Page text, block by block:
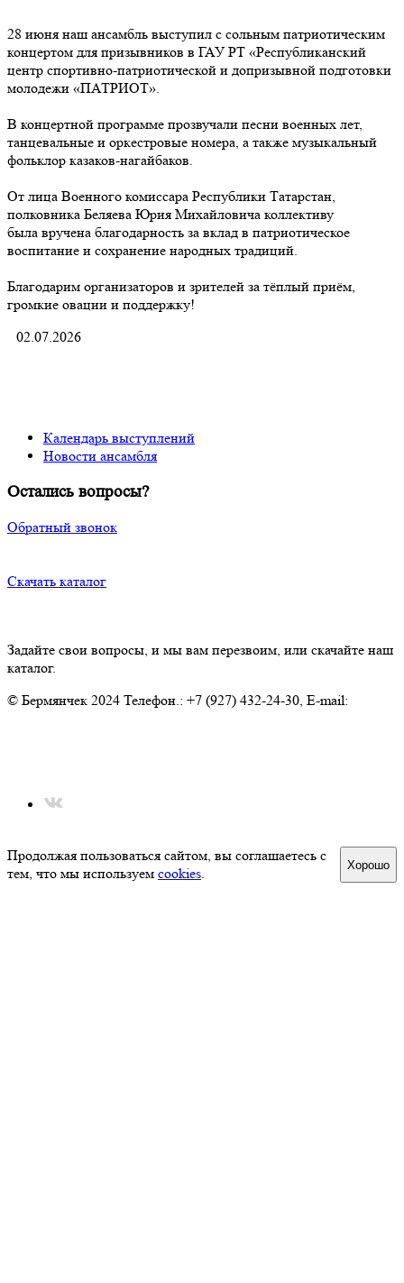
28 июня наш ансамбль выступил с сольным патриотическим
концертом для призывников в ГАУ РТ «Республиканский
центр спортивно-патриотической и допризывной подготовки
молодежи «ПАТРИОТ».
В концертной программе прозвучали песни военных лет,
танцевальные и оркестровые номера, а также музыкальный
фольклор казаков-нагайбаков.
От лица Военного комиссара Республики Татарстан,
полковника Беляева Юрия Михайловича коллективу
была вручена благодарность за вклад в патриотическое
воспитание и сохранение народных традиций.
Благодарим организаторов и зрителей за тёплый приём,
громкие овации и поддержку!
02.07.2026
Календарь выступлений
Новости ансамбля
Остались вопросы?
Обратный звонок
Скачать каталог
Задайте свои вопросы, и мы вам перезвоим, или скачайте наш
каталог.
© Бермянчек 2024 Телефон.: +7 (927) 432-24-30, E-mail:
Продолжая пользоваться сайтом, вы соглашаетесь с
тем, что мы используем cookies. Хорошо